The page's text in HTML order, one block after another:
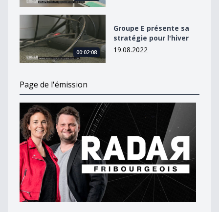
Groupe E présente sa stratégie pour l&#039;hiver
00:02:08
Groupe E présente sa
stratégie pour l'hiver
19.08.2022
Page de l'émission